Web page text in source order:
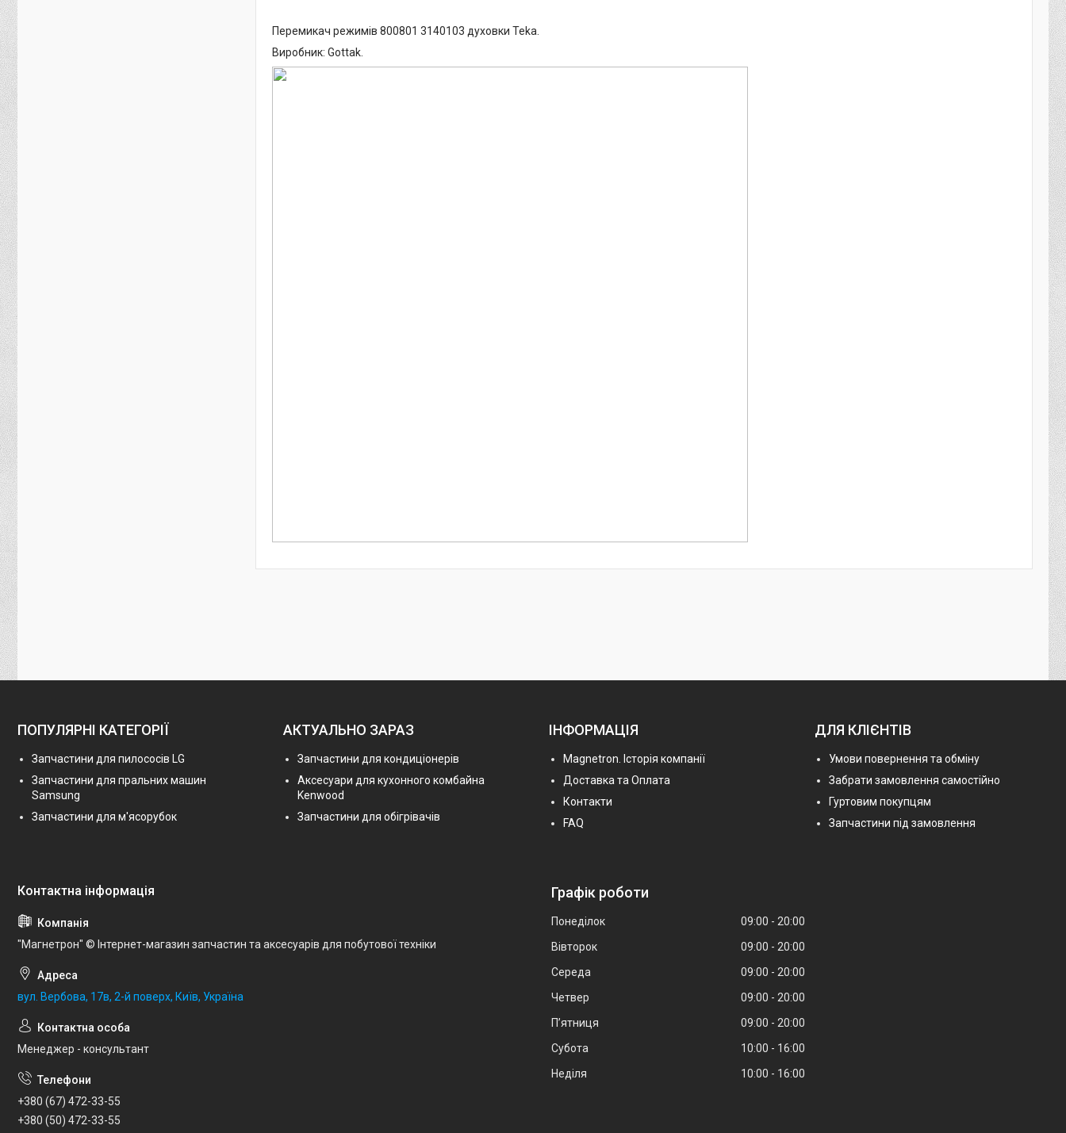
Перемикач режимів 800801 3140103 духовки Teka.
Виробник: Gottak.
ПОПУЛЯРНІ КАТЕГОРІЇ
Запчастини для пилососів LG
Запчастини для пральних машин
Samsung
Запчастини для м'ясорубок
АКТУАЛЬНО ЗАРАЗ
Запчастини для кондиціонерів
Аксесуари для кухонного комбайна
Kenwood
Запчастини для обігрівачів
ІНФОРМАЦІЯ
Magnetron. Історія компанії
Доставка та Оплата
Контакти
FAQ
ДЛЯ КЛІЄНТІВ
Умови повернення та обміну
Забрати замовлення самостійно
Гуртовим покупцям
Запчастини під замовлення
"Магнетрон" © Інтернет-магазин запчастин та аксесуарів для побутової техніки
вул. Вербова, 17в, 2-й поверх, Київ, Україна
Менеджер - консультант
+380 (67) 472-33-55
+380 (50) 472-33-55
Графік роботи
Понеділок 09:00
20:00
Вівторок
09:00
20:00
Середа
09:00
20:00
Четвер
09:00
20:00
Пʼятниця
09:00
20:00
Субота
10:00
16:00
Неділя
10:00 16:00